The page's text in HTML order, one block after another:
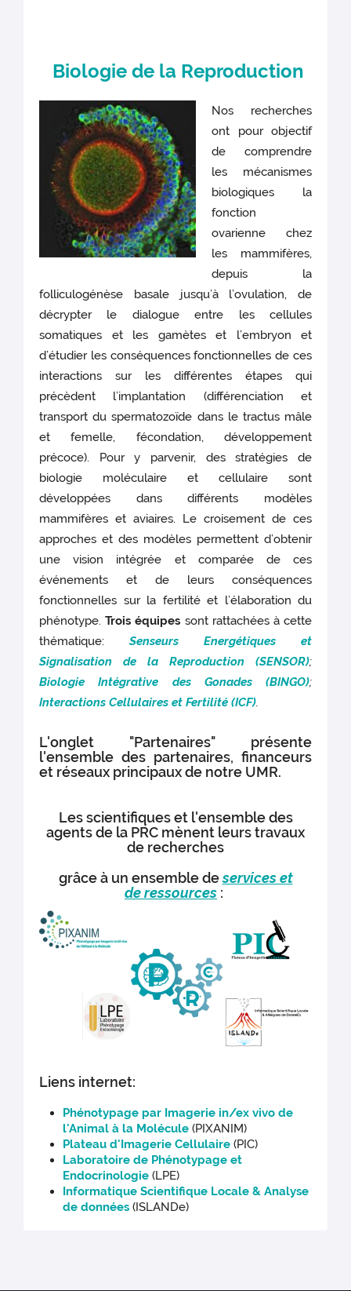
Biologie de la Reproduction
Nos recherches
ont pour objectif
de comprendre
les mécanismes
biologiques la
fonction
ovarienne chez
les mammifères,
depuis la
folliculogénèse basale jusqu’à l’ovulation, de
décrypter le dialogue entre les cellules
somatiques et les gamètes et l’embryon et
d’étudier les conséquences fonctionnelles de ces
interactions sur les différentes étapes qui
précèdent l’implantation (différenciation et
transport du spermatozoïde dans le tractus mâle
et femelle, fécondation, développement
précoce). Pour y parvenir, des stratégies de
biologie moléculaire et cellulaire sont
développées dans différents modèles
mammifères et aviaires. Le croisement de ces
approches et des modèles permettent d’obtenir
une vision intégrée et comparée de ces
événements et de leurs conséquences
fonctionnelles sur la fertilité et l’élaboration du
phénotype.Trois équipes sont rattachées à cette
thématique:Senseurs Energétiques et
Signalisation de la Reproduction (SENSOR);
Biologie Intégrative des Gonades (BINGO);
Interactions Cellulaires et Fertilité (ICF).
L'onglet "Partenaires" présente
l'ensemble des partenaires, financeurs
et réseaux principaux de notre UMR.
Les scientifiques et l'ensemble des
agents de la PRC mènent leurs travaux
de recherches
grâce à un ensemble deservices et
de ressources :
Liens internet:
Phénotypage par Imagerie in/ex vivo de
l'Animal à la Molécule (PIXANIM)
Plateau d'Imagerie Cellulaire (PIC)
Laboratoire de Phénotypage et
Endocrinologie (LPE)
Informatique Scientifique Locale & Analyse
de données (ISLANDe)